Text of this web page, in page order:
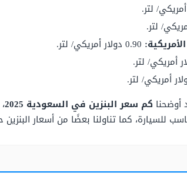
لتر.
لتر.
دولار أمريكي/ لتر.
كم سعر البنزين في السعودية 2025
للسيارة، كما تناولنا بعضًا من أسعار البنزين